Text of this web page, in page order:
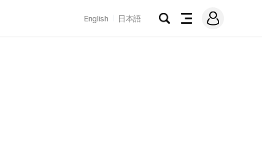
English 日本語
검
전
메
그